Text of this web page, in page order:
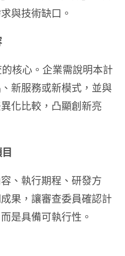
與技術缺口。
核心。企業需說明本計
新服務或新模式，並與
化比較，凸顯創新亮
、執行期程、研發方
果，讓審查委員確認計
是具備可執行性。